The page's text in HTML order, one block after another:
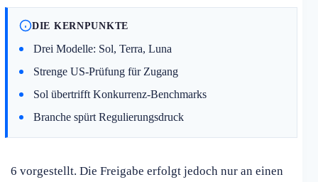
DIE KERNPUNKTE
Drei Modelle: Sol, Terra, Luna
Strenge US-Prüfung für Zugang
Sol übertrifft Konkurrenz-Benchmarks
Branche spürt Regulierungsdruck
6 vorgestellt. Die Freigabe erfolgt jedoch nur an einen